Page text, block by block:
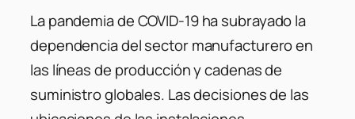
La pandemia de COVID-19 ha subrayado la
dependencia del sector manufacturero en
las líneas de producción y cadenas de
suministro globales. Las decisiones de las